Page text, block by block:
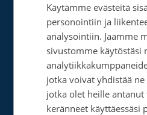
Tee muistolahja
Perusta
Perusta muistokeräys
Perusta oma keräyksesi
Perusta päivätyökeräys
Käytämme evästeitä
personointiin ja
analysointiin. Jaamme
sivustomme käytöstäsi
jotka voivat yhdistää
jotka olet heille
keränneet käyttäessäsi